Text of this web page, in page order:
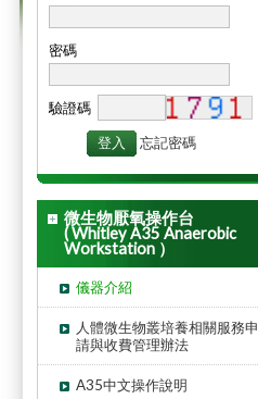
密碼
驗證碼
忘記密碼
微生物厭氧操作台
( Whitley A35 Anaerobic
Workstation ）
儀器介紹
人體微生物叢培養相關服務申
請與收費管理辦法
A35中文操作說明